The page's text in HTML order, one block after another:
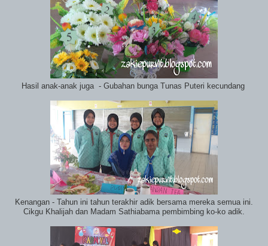
Hasil anak-anak juga - Gubahan bunga Tunas Puteri kecundang
Kenangan - Tahun ini tahun terakhir adik bersama mereka semua ini.
Cikgu Khalijah dan Madam Sathiabama pembimbing ko-ko adik.